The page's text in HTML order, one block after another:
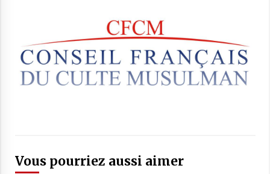
Vous pourriez aussi aimer